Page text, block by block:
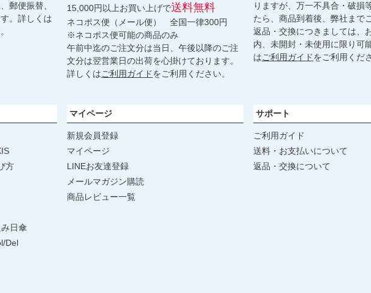
郵便振替、
。詳しくは
15,000円以上お買い上げで送料無料
ネコポス便（メール便） 全国一律300円
※ネコポス便可能の商品のみ
午前中迄のご注文分は当日、午後以降のご注
文分は翌営業日の出荷を心掛けております。
詳しくはご利用ガイドをご利用ください。
りますが、万一不具合・破損
たら、商品到着後、弊社まで
返品・交換につきましては、
内、未開封・未使用に限り可
はご利用ガイドをご利用くだ
方
日傘
Del
マイページ
新規会員登録
マイページ
LINEお友達登録
メールマガジン購読
商品レビュー一覧
サポート
ご利用ガイド
送料・お支払いについて
返品・交換について